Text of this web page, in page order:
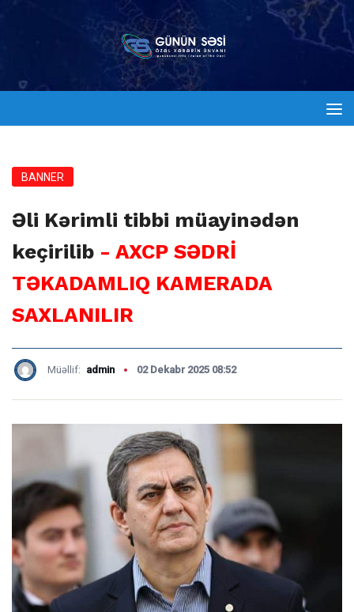
BANNER
Əli Kərimli tibbi müayinədən
keçirilib - AXCP SƏDRİ
TƏKADAMLIQ KAMERADA
SAXLANILIR
Müəllif: admin 02 Dekabr 2025 08:52